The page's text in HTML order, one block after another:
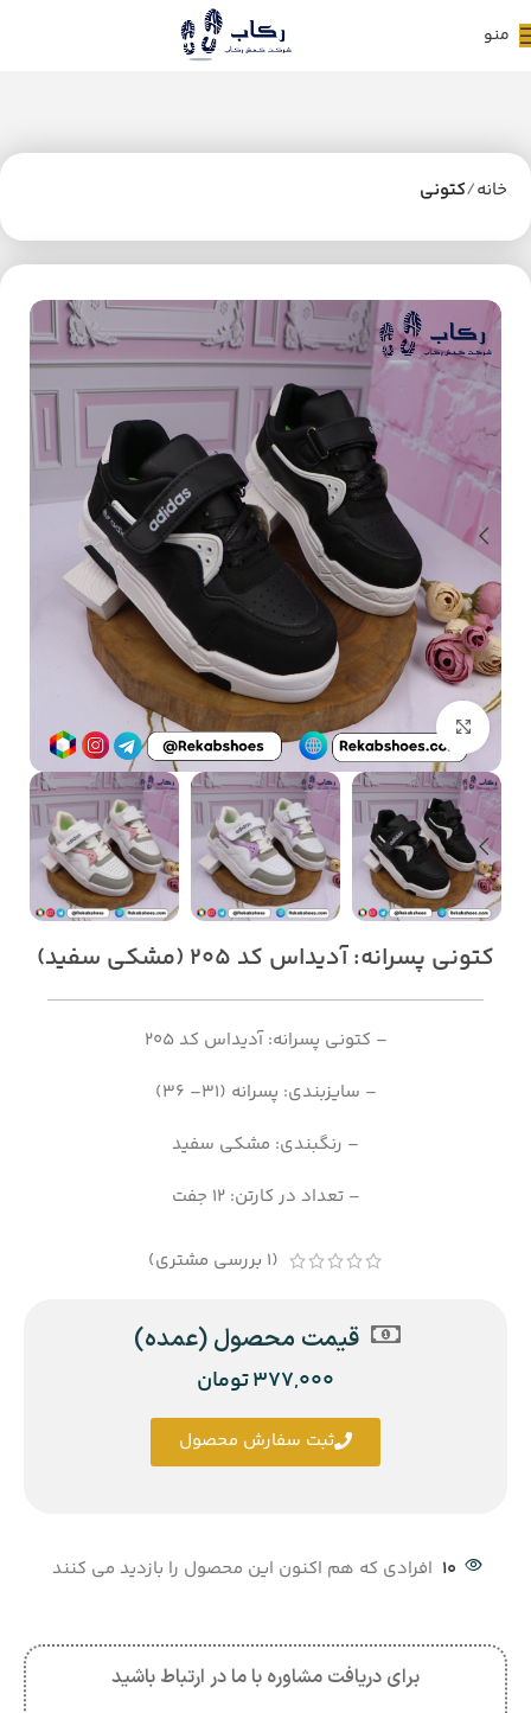
منو
خانه کتونی
10 افرادی که هم اکنون این محصول را بازدید می کنند
برای دریافت مشاوره با ما در ارتباط باشید
کتونی پسرانه: آدیداس کد 205 (مشکی سفید)
– کتونی پسرانه: آدیداس کد 205
– سایزبندی: پسرانه (31– 36)
– رنگبندی: مشکی سفید
– تعداد در کارتن: 12 جفت
(
1 بررسی مشتری)
قیمت محصول (عمده)
377,000تومان
ثبت سفارش محصول
بزرگنمایی تصویر